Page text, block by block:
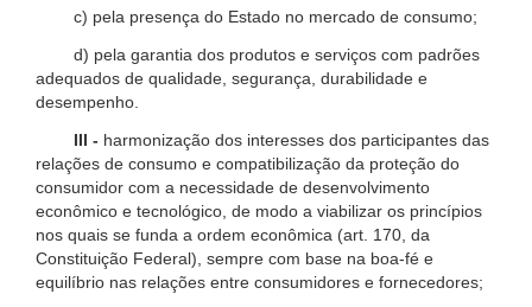
c) pela presença do Estado no mercado de consumo;
d) pela garantia dos produtos e serviços com padrões
adequados de qualidade, segurança, durabilidade e
desempenho.
III - harmonização dos interesses dos participantes das
relações de consumo e compatibilização da proteção do
consumidor com a necessidade de desenvolvimento
econômico e tecnológico, de modo a viabilizar os princípios
nos quais se funda a ordem econômica (art. 170, da
Constituição Federal), sempre com base na boa-fé e
equilíbrio nas relações entre consumidores e fornecedores;